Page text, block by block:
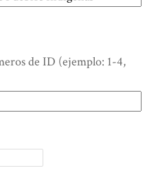
de ID (ejemplo: 1-4,